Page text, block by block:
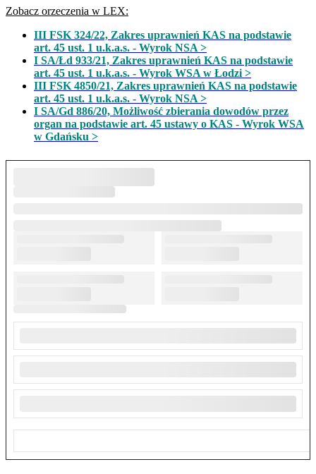
Zobacz orzeczenia w LEX:
III FSK 324/22, Zakres uprawnień KAS na podstawie
art. 45 ust. 1 u.k.a.s. - Wyrok NSA >
I SA/Łd 933/21, Zakres uprawnień KAS na podstawie
art. 45 ust. 1 u.k.a.s. - Wyrok WSA w Łodzi >
III FSK 4850/21, Zakres uprawnień KAS na podstawie
art. 45 ust. 1 u.k.a.s. - Wyrok NSA >
I SA/Gd 886/20, Możliwość zbierania dowodów przez
organ na podstawie art. 45 ustawy o KAS - Wyrok WSA
w Gdańsku >